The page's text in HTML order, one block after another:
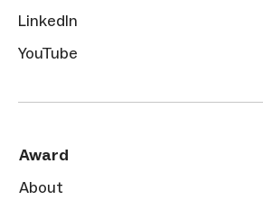
LinkedIn
YouTube
Award
About